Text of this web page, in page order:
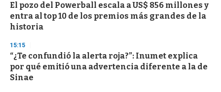
El pozo del Powerball escala a US$ 856 millones y
entra al top 10 de los premios más grandes de la
historia
15:15
“¿Te confundió la alerta roja?”: Inumet explica
por qué emitió una advertencia diferente a la de
Sinae